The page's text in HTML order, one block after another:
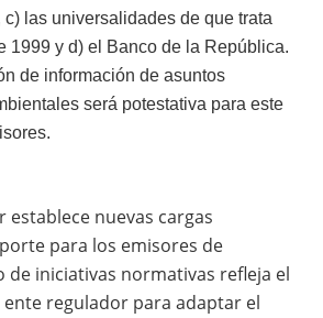
las universalidades de que trata
1999 y d) el Banco de la República.
de información de asuntos
será potestativa para este
establece nuevas cargas
para los emisores de
de iniciativas normativas refleja el
regulador para adaptar el